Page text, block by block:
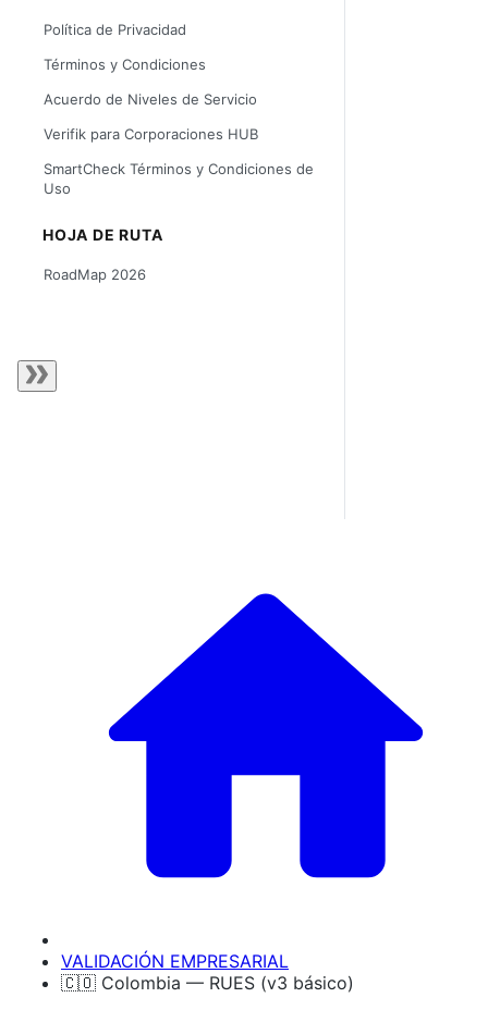
Política de Privacidad
Términos y Condiciones
Acuerdo de Niveles de Servicio
Verifik para Corporaciones HUB
SmartCheck Términos y Condiciones de
Uso
HOJA DE RUTA
RoadMap 2026
VALIDACIÓN EMPRESARIAL
🇨🇴 Colombia — RUES (v3 básico)